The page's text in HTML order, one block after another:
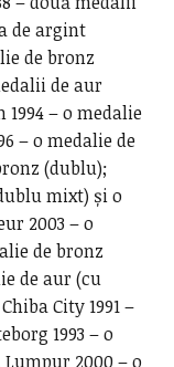
de argint
de bronz
de aur
– o medalie
– o medalie de
(dublu);
mixt) și o
2003 – o
de bronz
de aur (cu
City 1991 –
1993 – o
2000 – o